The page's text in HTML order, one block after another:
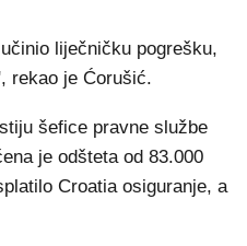
liječničku pogrešku,
rekao je Ćorušić.
šefice pravne službe
je odšteta od 83.000
Croatia osiguranje, a